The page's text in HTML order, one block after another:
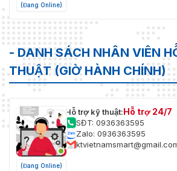
(Đang Online)
- DANH SÁCH NHÂN VIÊN
THUẬT (GIỜ HÀNH CHÍNH)
(Đang Online)
Hỗ trợ kỹ thuật:Hỗ trợ 24/7
SĐT: 0936363595
Zalo: 0936363595